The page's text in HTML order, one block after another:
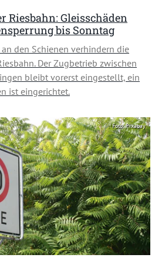
Riesbahn: Gleisschäden
bis Sonntag
den Schienen verhindern die
Der Zugbetrieb zwischen
bleibt vorerst eingestellt, ein
ist eingerichtet.
Foto: Pixabay